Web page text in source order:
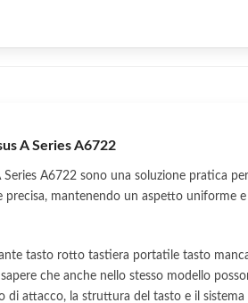
A Series A6722
Series A6722 sono una soluzione pratica
precisa, mantenendo un aspetto
tasto rotto tastiera portatile tasto
che anche nello stesso modello
attacco, la struttura del tasto e il